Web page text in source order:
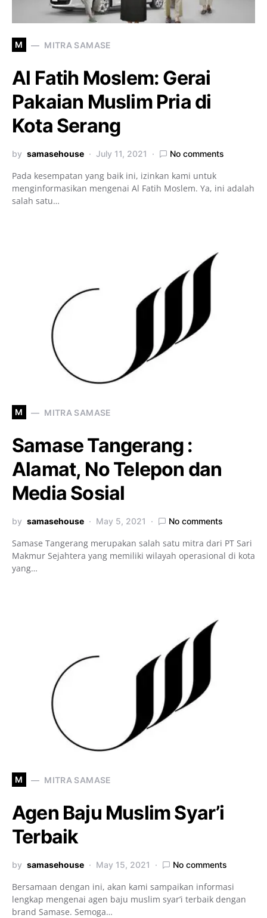
M MITRA SAMASE
Al Fatih Moslem: Gerai
Pakaian Muslim Pria di
Kota Serang
by samasehouse July 11, 2021 No comments
Pada kesempatan yang baik ini, izinkan kami untuk
menginformasikan mengenai Al Fatih Moslem. Ya, ini adalah
salah satu…
M MITRA SAMASE
Samase Tangerang :
Alamat, No Telepon dan
Media Sosial
by samasehouse May 5, 2021 No comments
Samase Tangerang merupakan salah satu mitra dari PT Sari
Makmur Sejahtera yang memiliki wilayah operasional di kota
yang…
M MITRA SAMASE
Agen Baju Muslim Syar’i
Terbaik
by samasehouse May 15, 2021 No comments
Bersamaan dengan ini, akan kami sampaikan informasi
lengkap mengenai agen baju muslim syar’i terbaik dengan
brand Samase. Semoga…